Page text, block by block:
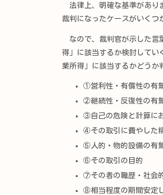
法律上、明確な基準があり
裁判になったケースがいく
なので、裁判官が示した言
得」に該当するか検討してい
業所得」に該当するかどうか
①営利性・有償性の有
②継続性・反復性の有
③自己の危険と計算に
④その取引に費やした
⑤人的・物的設備の有
⑥その取引の目的
⑦その者の職歴・社会
⑧相当程度の期間安定